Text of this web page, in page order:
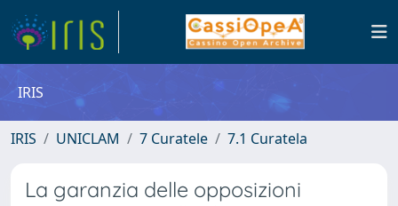
IRIS
IRIS UNICLAM 7 Curatele 7.1 Curatela
La garanzia delle opposizioni